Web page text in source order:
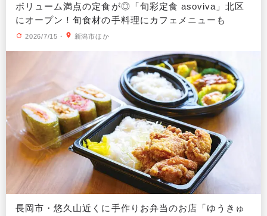
ボリューム満点の定食が◎「旬彩定食 asoviva」北区
にオープン！旬食材の手料理にカフェメニューも
2026/7/15 ・ 新潟市ほか
長岡市・悠久山近くに手作りお弁当のお店「ゆうきゅ